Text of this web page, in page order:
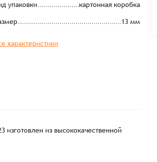
упаковки картонная коробка
13 мм
характеристики
из высококачественной